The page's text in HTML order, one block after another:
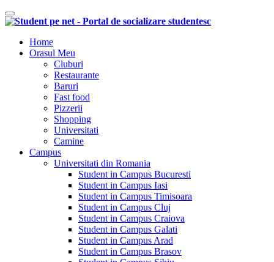
Comutare navigare
Home
Orasul Meu
Cluburi
Restaurante
Baruri
Fast food
Pizzerii
Shopping
Universitati
Camine
Campus
Universitati din Romania
Student in Campus Bucuresti
Student in Campus Iasi
Student in Campus Timisoara
Student in Campus Cluj
Student in Campus Craiova
Student in Campus Galati
Student in Campus Arad
Student in Campus Brasov